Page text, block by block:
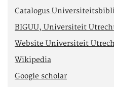
Catalogus
BIGUU, Universiteit
Website Universiteit
Wikipedia
Google scholar